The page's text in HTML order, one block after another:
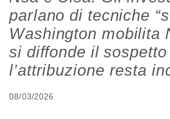
parlano di tecniche
Washington mobilita
si diffonde il
l’attribuzione resta
08/03/2026